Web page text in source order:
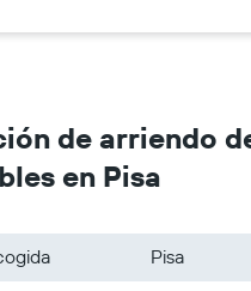
de arriendo
en Pisa
Pisa